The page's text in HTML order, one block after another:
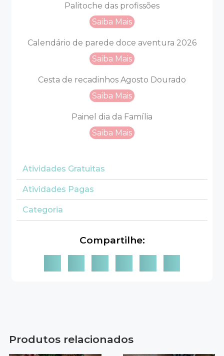
Palitoche das profissões
Saiba Mais
Calendário de parede doce aventura 2026
Saiba Mais
Cesta de recadinhos Agosto Dourado
Saiba Mais
Painel dia da Família
Saiba Mais
Atividades Gratuitas
Atividades Pagas
Categoria
Compartilhe:
Produtos relacionados